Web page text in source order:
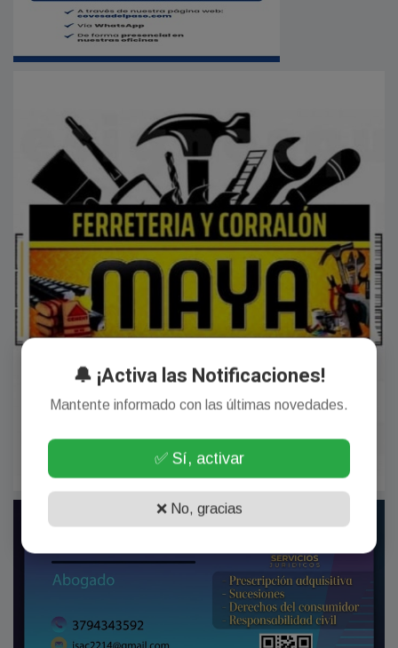
🔔 ¡Activa las Notificaciones!
Mantente informado con las últimas novedades.
✅ Sí, activar
❌ No, gracias